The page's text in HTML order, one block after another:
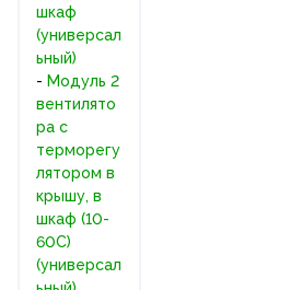
шкаф
(универсал
ьный)
- Модуль 2
вентилято
ра с
терморегу
лятором в
крышу, в
шкаф (10-
60C)
(универсал